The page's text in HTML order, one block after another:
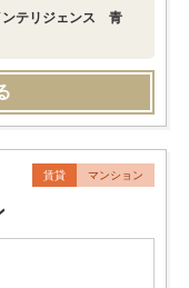
ンテリジェンス 青
賃貸 マンション